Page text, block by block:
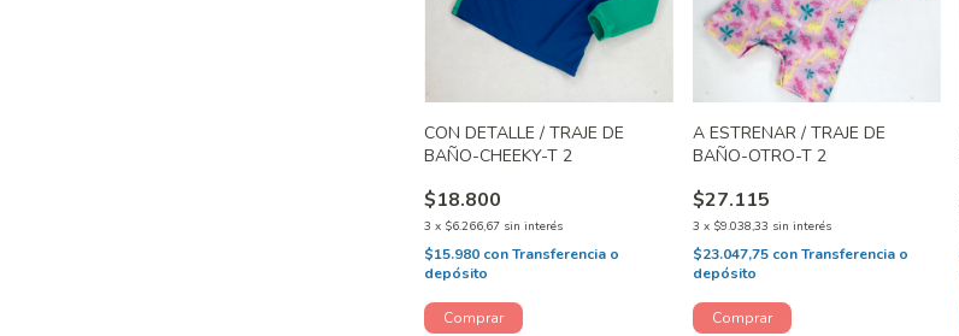
CON DETALLE / TRAJE DE
BAÑO-CHEEKY-T 2
$18.800
3 x $6.266,67 sin interés
$15.980 con Transferencia o
depósito
A ESTRENAR / TRAJE DE
BAÑO-OTRO-T 2
$27.115
3 x $9.038,33 sin interés
$23.047,75 con Transferencia o
depósito